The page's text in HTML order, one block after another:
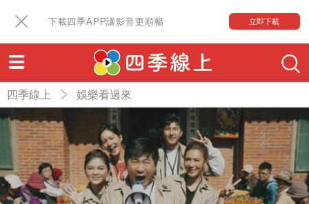
下載四季APP讓影音更順暢 立即下載
四季線上 娛樂看過來